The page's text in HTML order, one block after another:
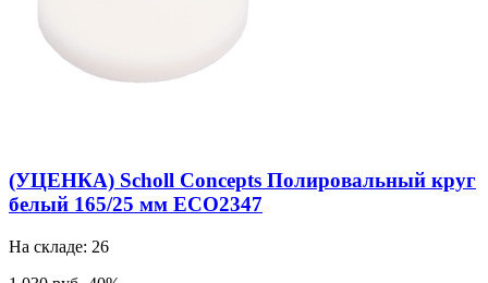
(УЦЕНКА) Scholl Concepts Полировальный круг
белый 165/25 мм ECO2347
На складе: 26